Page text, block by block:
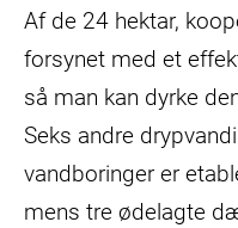
Af de 24 hektar,
forsynet med et
så man kan dyrke
Seks andre
vandboringer er
mens tre ødelagte